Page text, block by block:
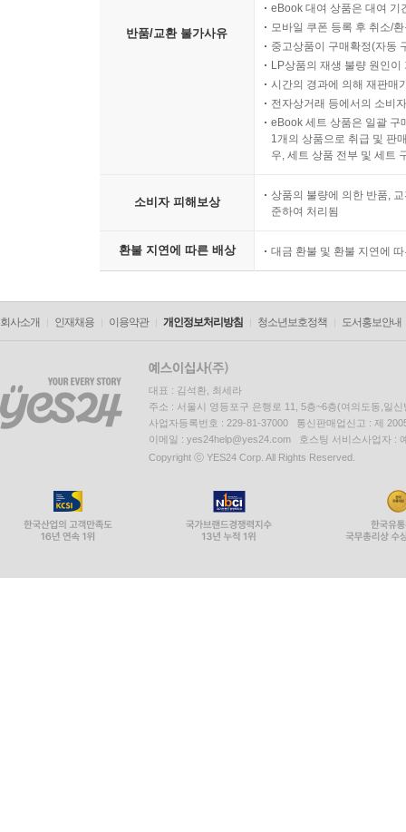
반품/교환 불가사유
eBook 대여 상품은 대여 기
모바일 쿠폰 등록 후 취소/
중고상품이 구매확정(자동
LP상품의 재생 불량 원인
시간의 경과에 의해 재판매
전자상거래 등에서의 소비
eBook 세트 상품은 일괄 구
1개의 상품으로 취급 및 판
우, 세트 상품 전부 및 세트
소비자 피해보상
상품의 불량에 의한 반품,
준하여 처리됨
환불 지연에 따른 배상 대금 환불 및 환불 지연에
회사소개 인재채용 이용약관 개인정보처리방침 청소년보호정책 도서홍보안내
대표 : 김석환, 최세라
주소 : 서울시 영등포구 은행로 11, 5층~6층(여의도동,일신
사업자등록번호 : 229-81-37000 통신판매업신고 : 제
이메일 : yes24help@yes24.com 호스팅 서비스사업자 :
Copyright ⓒ YES24 Corp. All Rights Reserved.